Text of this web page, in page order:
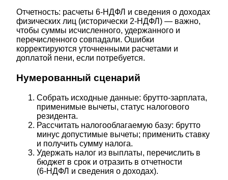
Отчетность: расчеты 6‑НДФЛ и сведения о доходах
физических лиц (исторически 2‑НДФЛ) — важно,
чтобы суммы исчисленного, удержанного и
перечисленного совпадали. Ошибки
корректируются уточненными расчетами и
доплатой пени, если потребуется.
Нумерованный сценарий
Собрать исходные данные: брутто-зарплата,
применимые вычеты, статус налогового
резидента.
Рассчитать налогооблагаемую базу: брутто
минус допустимые вычеты; применить ставку
и получить сумму налога.
Удержать налог из выплаты, перечислить в
бюджет в срок и отразить в отчетности
(6‑НДФЛ и сведения о доходах).